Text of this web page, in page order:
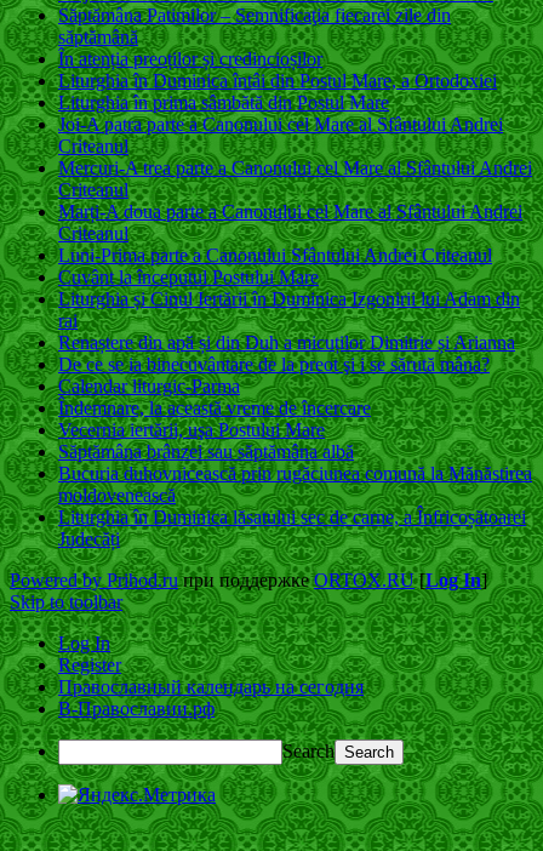
Săptămâna Patimilor – Semnificaţia fiecarei zile din
săptămână
În atenția preoților și credincioșilor
Liturghia în Duminica întâi din Postul Mare, a Ortodoxiei
Liturghia în prima sâmbătă din Postul Mare
Joi-A patra parte a Canonului cel Mare al Sfântului Andrei
Criteanul
Mercuri-A trea parte a Canonului cel Mare al Sfântului Andrei
Criteanul
Marți-A doua parte a Canonului cel Mare al Sfântului Andrei
Criteanul
Luni-Prima parte a Canonului Sfântului Andrei Criteanul
Cuvânt la începutul Postului Mare
Liturghia și Cinul Iertării în Duminica Izgonirii lui Adam din
rai
Renaștere din apă și din Duh a micuților Dimitrie și Arianna
De ce se ia binecuvântare de la preot şi i se sărută mâna?
Calendar liturgic-Parma
Îndemnare, la această vreme de încercare
Vecernia iertării, uşa Postului Mare
Săptămâna brânzei sau săptămâna albă
Bucuria duhovnicească prin rugăciunea comună la Mănăstirea
moldovenească
Liturghia în Duminica lăsatului sec de carne, a Înfricoșătoarei
Judecăți
Powered by Prihod.ruпри поддержкеORTOX.RU[Log In]
Skip to toolbar
Log In
Register
Православный календарь на сегодня
В-Православии.рф
Search